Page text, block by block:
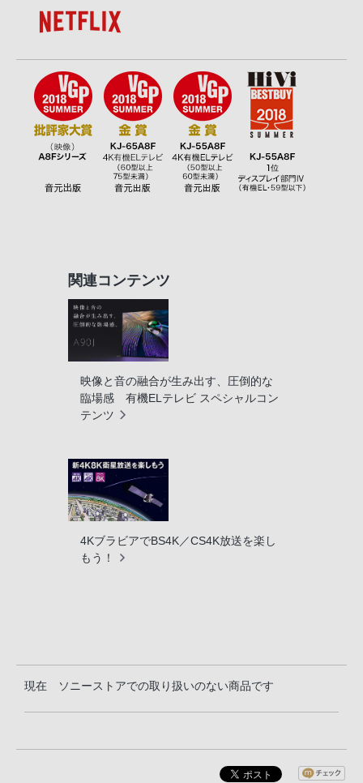
関連コンテンツ
映像と音の融合が生み出す、圧倒的な
臨場感 有機ELテレビ スペシャルコン
テンツ
4KブラビアでBS4K／CS4K放送を楽し
もう！
現在 ソニーストアでの取り扱いのない商品です